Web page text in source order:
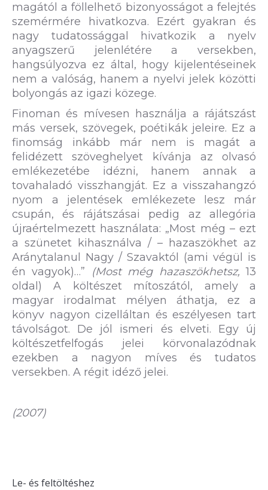
magától a föllelhető bizonyosságot a felejtés
szemérmére hivatkozva. Ezért gyakran és
nagy tudatossággal hivatkozik a nyelv
anyagszerű jelenlétére a versekben,
hangsúlyozva ez által, hogy kijelentéseinek
nem a valóság, hanem a nyelvi jelek közötti
bolyongás az igazi közege.
Finoman és mívesen használja a rájátszást
más versek, szövegek, poétikák jeleire. Ez a
finomság inkább már nem is magát a
felidézett szöveghelyet kívánja az olvasó
emlékezetébe idézni, hanem annak a
tovahaladó visszhangját. Ez a visszahangzó
nyom a jelentések emlékezete lesz már
csupán, és rájátszásai pedig az allegória
újraértelmezett használata: „Most még – ezt
a szünetet kihasználva / – hazaszökhet az
Aránytalanul Nagy / Szavaktól (ami végül is
én vagyok)…” (Most még hazaszökhetsz, 13
oldal) A költészet mítoszától, amely a
magyar irodalmat mélyen áthatja, ez a
könyv nagyon cizelláltan és eszélyesen tart
távolságot. De jól ismeri és elveti. Egy új
költészetfelfogás jelei körvonalazódnak
ezekben a nagyon míves és tudatos
versekben. A régit idéző jelei.
(2007)
Le- és feltöltéshez